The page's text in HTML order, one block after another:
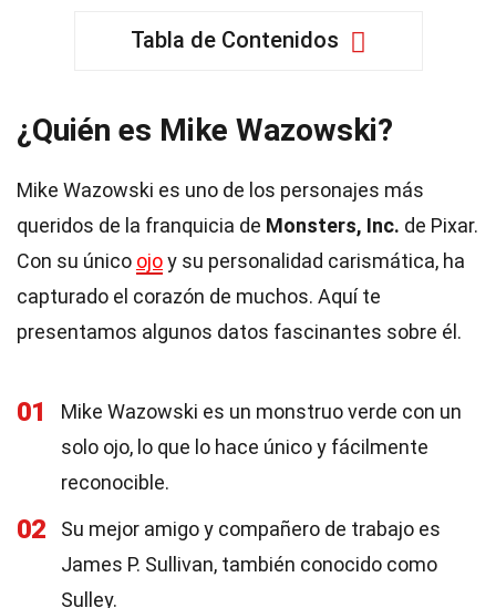
Tabla de Contenidos
¿Quién es Mike Wazowski?
Mike Wazowski es uno de los personajes más
queridos de la franquicia de Monsters, Inc. de Pixar.
Con su único ojoy su personalidad carismática, ha
capturado el corazón de muchos. Aquí te
presentamos algunos datos fascinantes sobre él.
01
Mike Wazowski es un monstruo verde con un
solo ojo, lo que lo hace único y fácilmente
reconocible.
02
Su mejor amigo y compañero de trabajo es
James P. Sullivan, también conocido como
Sulley.